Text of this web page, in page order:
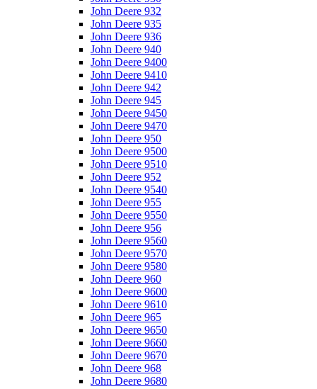
John Deere 932
John Deere 935
John Deere 936
John Deere 940
John Deere 9400
John Deere 9410
John Deere 942
John Deere 945
John Deere 9450
John Deere 9470
John Deere 950
John Deere 9500
John Deere 9510
John Deere 952
John Deere 9540
John Deere 955
John Deere 9550
John Deere 956
John Deere 9560
John Deere 9570
John Deere 9580
John Deere 960
John Deere 9600
John Deere 9610
John Deere 965
John Deere 9650
John Deere 9660
John Deere 9670
John Deere 968
John Deere 9680